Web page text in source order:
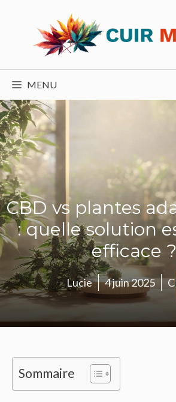
contenu
MENU
CBD vs plantes
: quelle solution
efficace ?
Lucie 4 juin 2025
Sommaire